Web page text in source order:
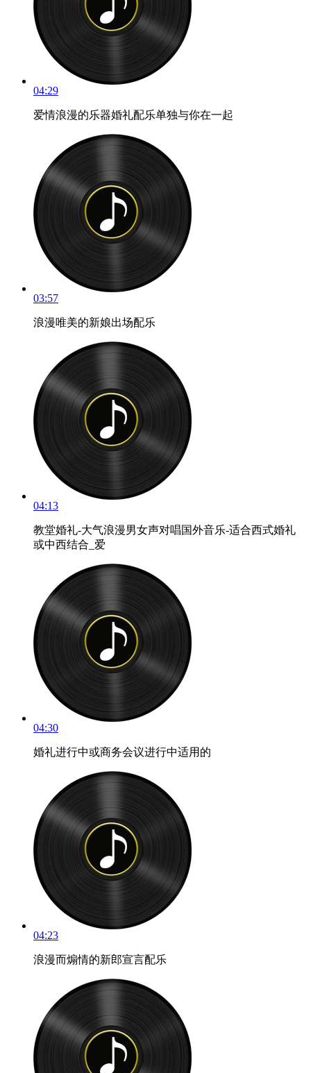
04:29
爱情浪漫的乐器婚礼配乐单独与你在一起
03:57
浪漫唯美的新娘出场配乐
04:13
教堂婚礼-大气浪漫男女声对唱国外音乐-适合西式婚礼
或中西结合_爱
04:30
婚礼进行中或商务会议进行中适用的
04:23
浪漫而煽情的新郎宣言配乐